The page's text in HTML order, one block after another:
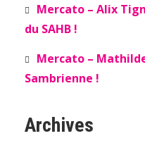
Mercato – Alix
du SAHB !
Mercato –
Sambrienne !
Archives